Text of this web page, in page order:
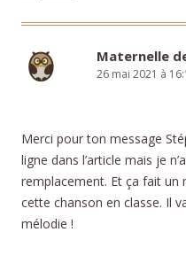
Maternelle
26 mai 2021 à
Merci pour ton message
ligne dans l’article mais je
remplacement. Et ça fait un
cette chanson en classe. Il
mélodie !